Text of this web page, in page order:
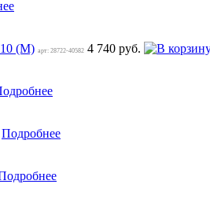
(М) арт: 28722-40582 4 740 руб.
Подробнее